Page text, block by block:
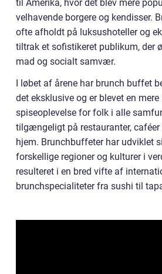
til Amerika, hvor det blev mere
velhavende borgere og kendisser.
ofte afholdt på luksushoteller og
tiltrak et sofistikeret publikum, der
mad og socialt samvær.
I løbet af årene har brunch buffet
det eksklusive og er blevet en
spiseoplevelse for folk i alle
tilgængeligt på restauranter,
hjem. Brunchbuffeter har udviklet
forskellige regioner og kulturer i
resulteret i en bred vifte af
brunchspecialiteter fra sushi til